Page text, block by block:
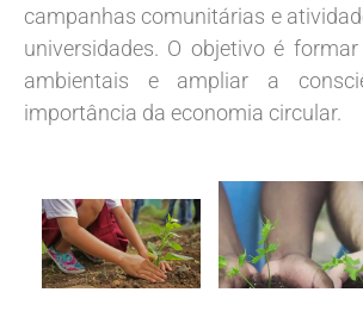
campanhas comunitárias e
universidades. O objetivo é
ambientais e ampliar a
importância da economia circular.